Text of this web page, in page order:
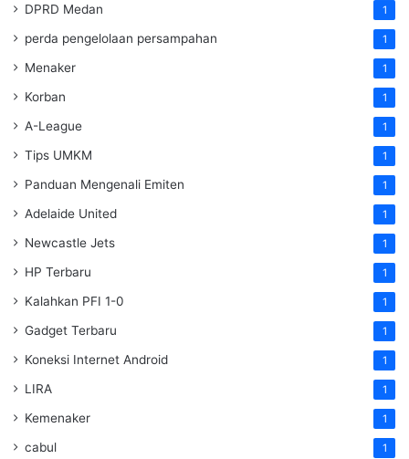
DPRD Medan 1
perda pengelolaan persampahan 1
Menaker 1
Korban 1
A-League 1
Tips UMKM 1
Panduan Mengenali Emiten 1
Adelaide United 1
Newcastle Jets 1
HP Terbaru 1
Kalahkan PFI 1-0 1
Gadget Terbaru 1
Koneksi Internet Android 1
LIRA 1
Kemenaker 1
cabul 1